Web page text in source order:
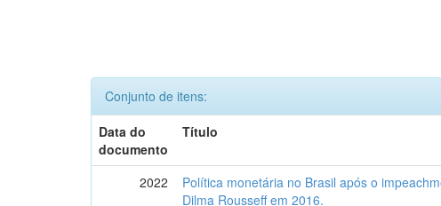
Conjunto de itens:
Data do
documento
Título
2022
Política monetária no Brasil após o
Dilma Rousseff em 2016.